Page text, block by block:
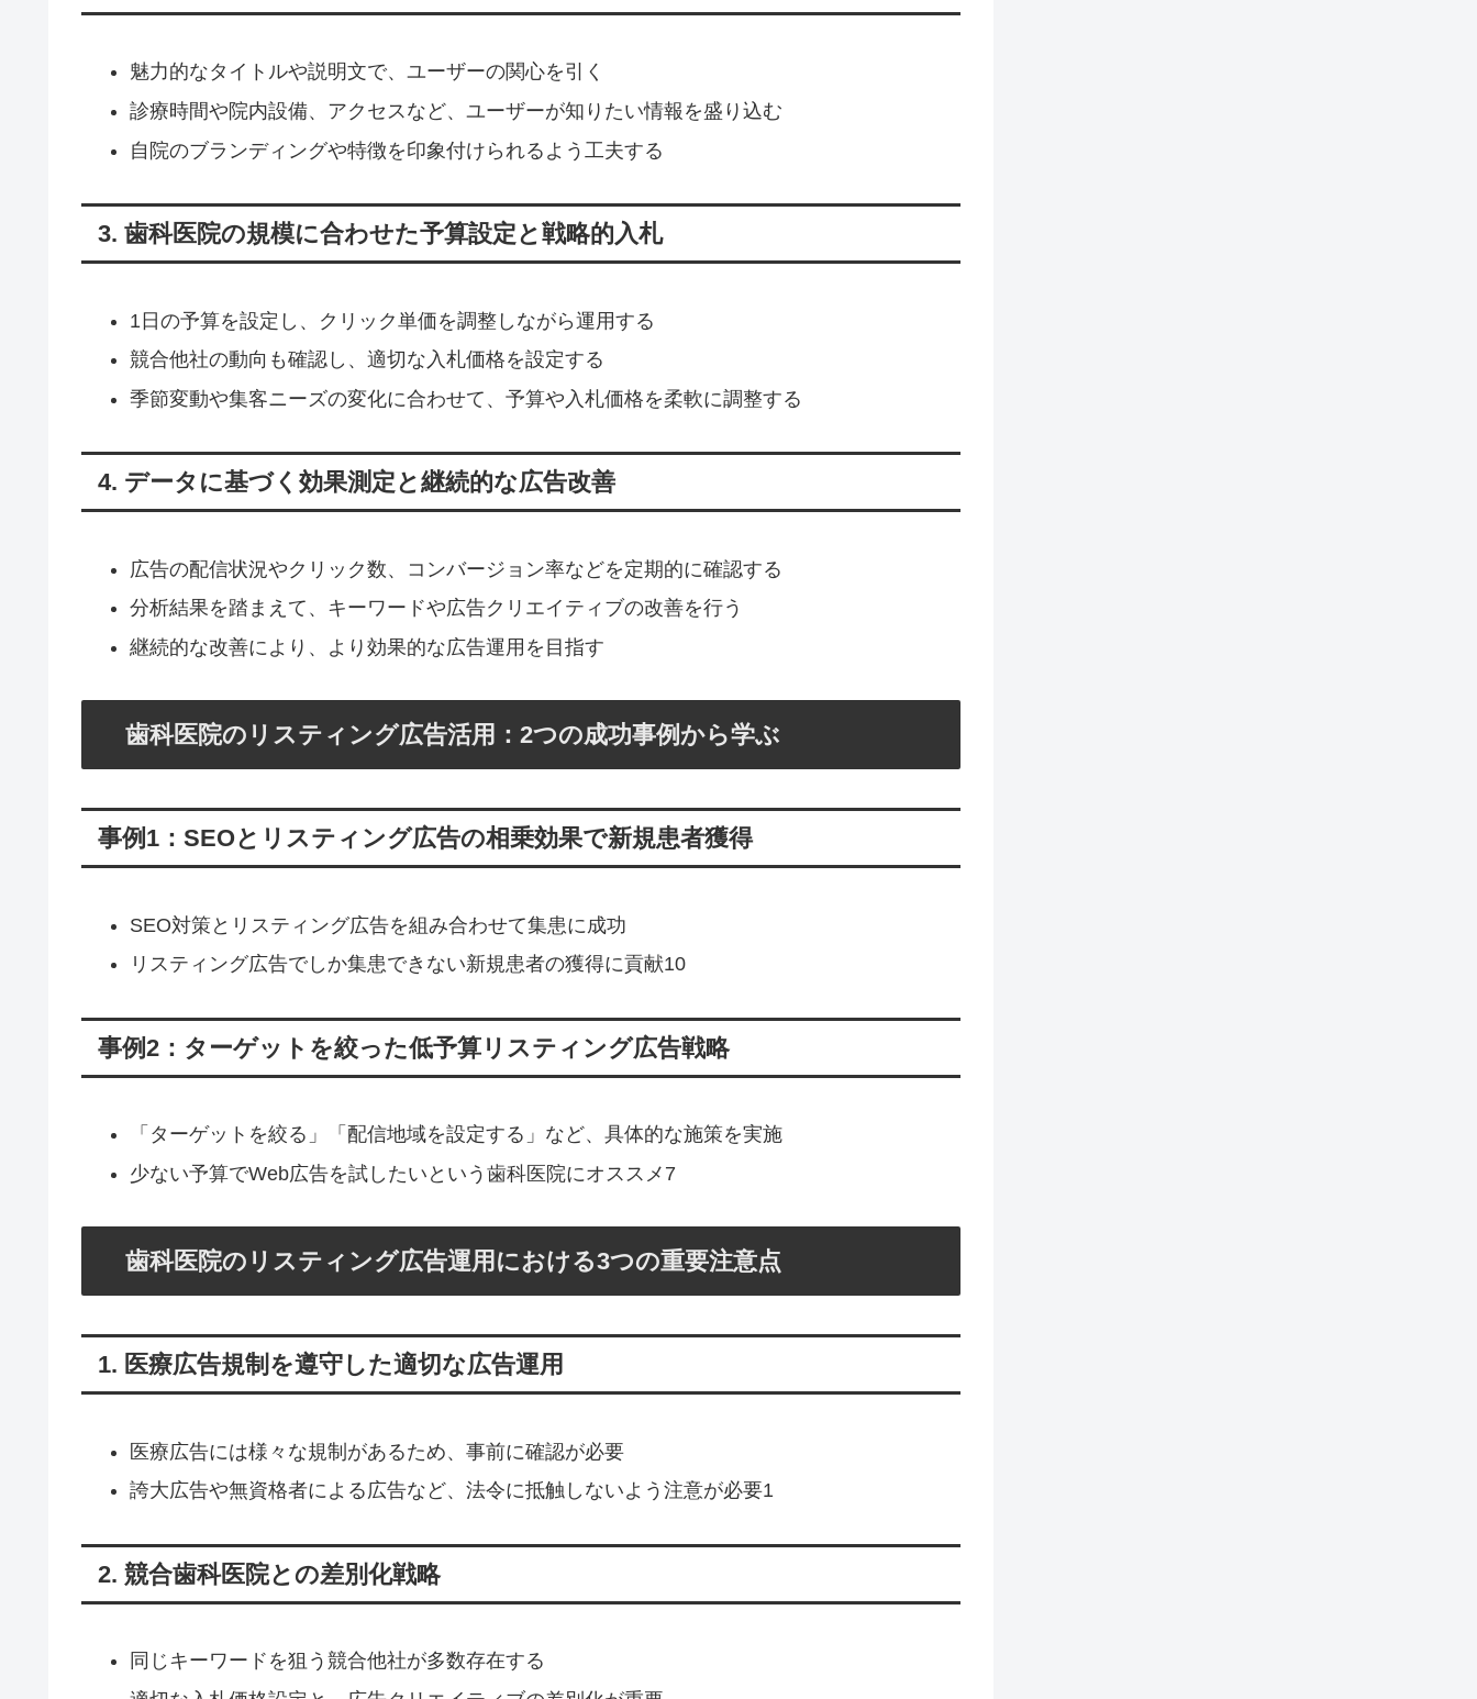
魅力的なタイトルや説明文で、ユーザーの関心を引く
診療時間や院内設備、アクセスなど、ユーザーが知りたい情報を盛り込む
自院のブランディングや特徴を印象付けられるよう工夫する
3. 歯科医院の規模に合わせた予算設定と戦略的入札
1日の予算を設定し、クリック単価を調整しながら運用する
競合他社の動向も確認し、適切な入札価格を設定する
季節変動や集客ニーズの変化に合わせて、予算や入札価格を柔軟に調整する
4. データに基づく効果測定と継続的な広告改善
広告の配信状況やクリック数、コンバージョン率などを定期的に確認する
分析結果を踏まえて、キーワードや広告クリエイティブの改善を行う
継続的な改善により、より効果的な広告運用を目指す
歯科医院のリスティング広告活用：2つの成功事例から学ぶ
事例1：SEOとリスティング広告の相乗効果で新規患者獲得
SEO対策とリスティング広告を組み合わせて集患に成功
リスティング広告でしか集患できない新規患者の獲得に貢献10
事例2：ターゲットを絞った低予算リスティング広告戦略
「ターゲットを絞る」「配信地域を設定する」など、具体的な施策を実施
少ない予算でWeb広告を試したいという歯科医院にオススメ7
歯科医院のリスティング広告運用における3つの重要注意点
1. 医療広告規制を遵守した適切な広告運用
医療広告には様々な規制があるため、事前に確認が必要
誇大広告や無資格者による広告など、法令に抵触しないよう注意が必要1
2. 競合歯科医院との差別化戦略
同じキーワードを狙う競合他社が多数存在する